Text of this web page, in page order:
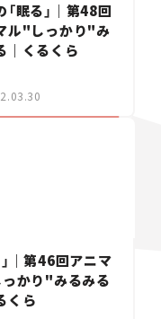
「眠る」｜第48回
ル"しっかり"み
｜くるくら
」｜第46回アニマ
かり"みるみる
くら